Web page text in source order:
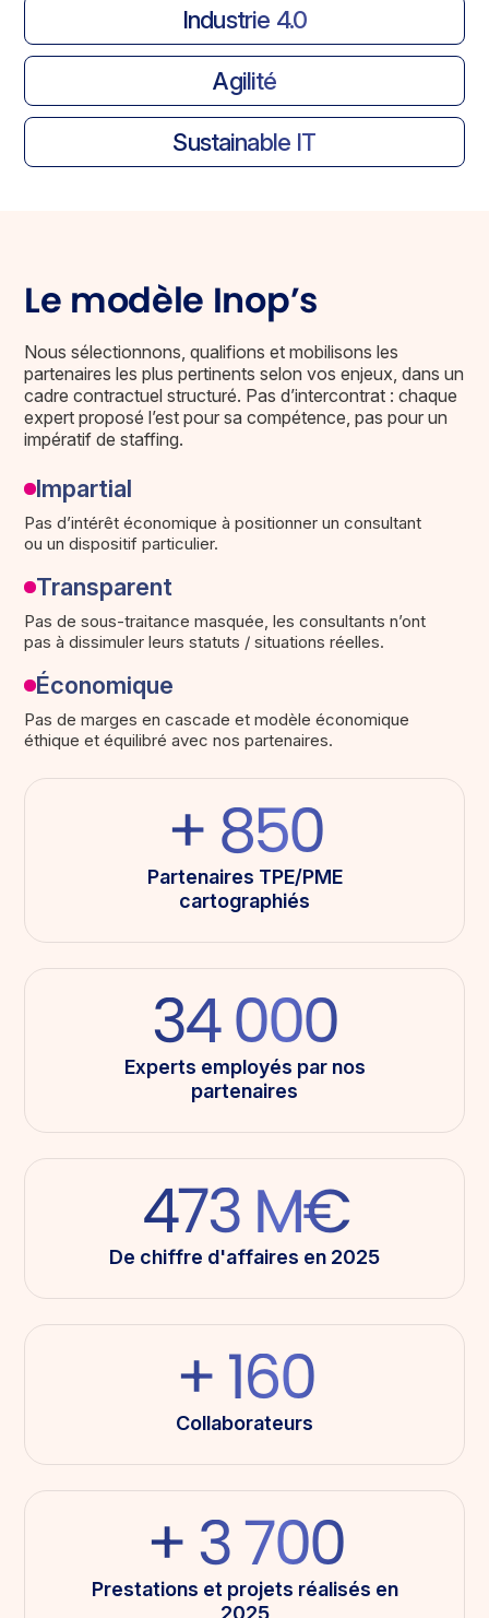
Industrie 4.0
Agilité
Sustainable IT
Le modèle Inop’s
Nous sélectionnons, qualifions et mobilisons les
partenaires les plus pertinents selon vos enjeux, dans un
cadre contractuel structuré. Pas d’intercontrat : chaque
expert proposé l’est pour sa compétence, pas pour un
impératif de staffing.
Impartial
Pas d’intérêt économique à positionner un consultant
ou un dispositif particulier.
Transparent
Pas de sous-traitance masquée, les consultants n’ont
pas à dissimuler leurs statuts / situations réelles.
Économique
Pas de marges en cascade et modèle économique
éthique et équilibré avec nos partenaires.
+ 850
Partenaires TPE/PME
cartographiés
34 000
Experts employés par nos
partenaires
473 M€
De chiffre d'affaires en 2025
+ 160
Collaborateurs
+ 3 700
Prestations et projets réalisés en
2025